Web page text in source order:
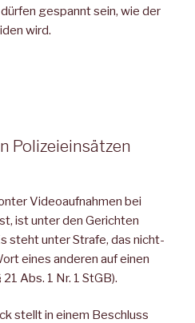
gespannt sein, wie der
wird.
Polizeieinsätzen
Videoaufnahmen bei
ist unter den Gerichten
steht unter Strafe, das nicht-
eines anderen auf einen
Abs. 1 Nr. 1 StGB).
stellt in einem Beschluss